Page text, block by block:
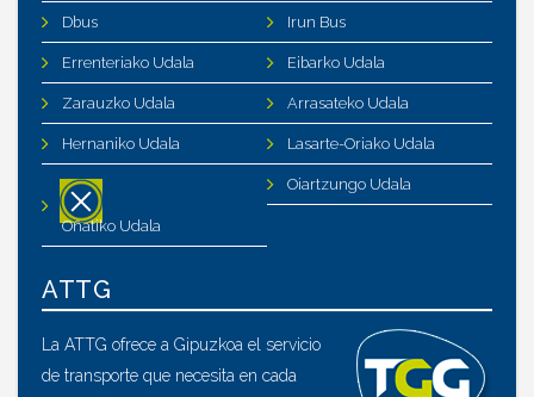
Dbus Irun Bus
Errenteriako Udala Eibarko Udala
Zarauzko Udala Arrasateko Udala
Hernaniko Udala Lasarte-Oriako Udala
Oñatiko Udala
Oiartzungo Udala
ATTG
La ATTG ofrece a Gipuzkoa el servicio
de transporte que necesita en cada